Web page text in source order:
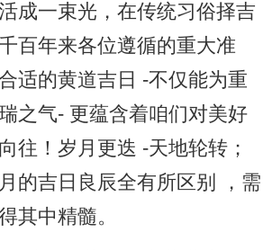
成一束光，在传统习俗择吉
百年来各位遵循的重大准
适的黄道吉日 -不仅能为重
之气- 更蕴含着咱们对美好
往！岁月更迭 -天地轮转；
的吉日良辰全有所区别 ，需
其中精髓。